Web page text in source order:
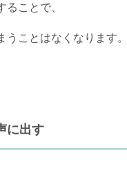
ることで、
うことはなくなります。
に出す